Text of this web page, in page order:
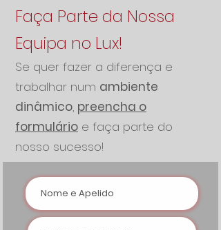
Faça Parte da Nossa
Equipa no Lux!
Se quer fazer a diferença e
trabalhar num ambiente
dinâmico, preencha o
formulário e faça parte do
nosso sucesso!